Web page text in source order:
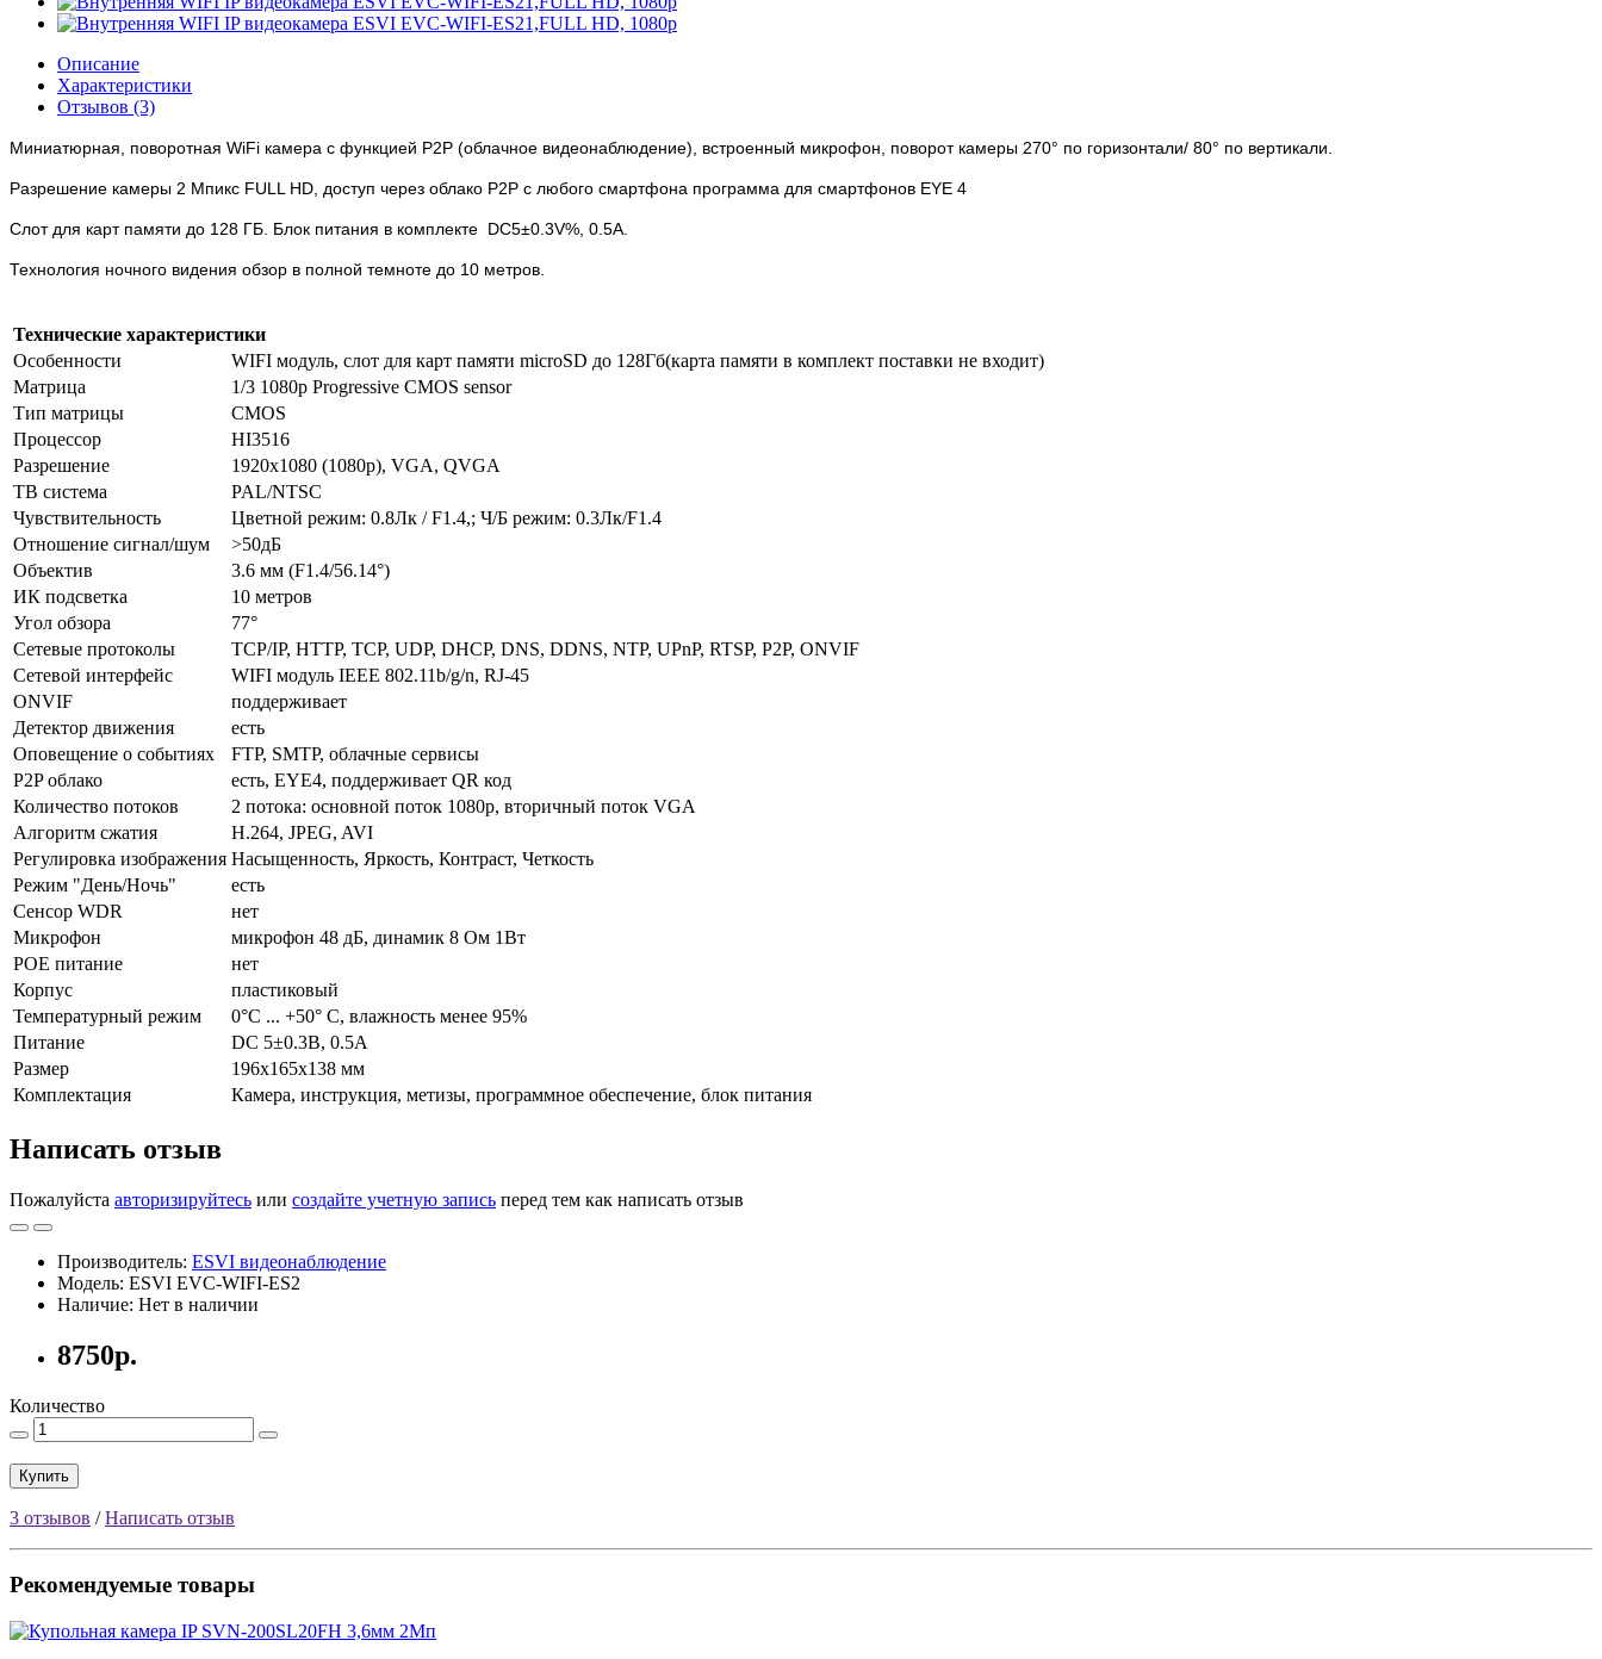
Описание
Характеристики
Отзывов (3)
Миниатюрная, поворотная WiFi камера с функцией P2P (облачное видеонаблюдение), встроенный микрофон, поворот камеры 270° по горизонтали/ 80° по вертикали.
Разрешение камеры 2 Мпикс FULL HD, доступ через облако P2P с любого смартфона программа для смартфонов EYE 4
Слот для карт памяти до 128 ГБ. Блок питания в комплекте DC5±0.3V%, 0.5А.
Технология ночного видения обзор в полной темноте до 10 метров.
Технические характеристики
Особенности
WIFI модуль, слот для карт памяти microSD до 128Гб(карта памяти в комплект поставки не входит)
Матрица
1/3 1080p Progressive CMOS sensor
Тип матрицы
CMOS
Процессор
HI3516
Разрешение
1920x1080 (1080p), VGA, QVGA
ТВ система
PAL/NTSC
Чувствительность
Цветной режим: 0.8Лк / F1.4,; Ч/Б режим: 0.3Лк/F1.4
Отношение сигнал/шум
>50дБ
Объектив
3.6 мм (F1.4/56.14°)
ИК подсветка
10 метров
Угол обзора
77°
Сетевые протоколы
TCP/IP, HTTP, TCP, UDP, DHCP, DNS, DDNS, NTP, UPnP, RTSP, P2P, ONVIF
Сетевой интерфейс
WIFI модуль IEEE 802.11b/g/n, RJ-45
ONVIF
поддерживает
Детектор движения
есть
Оповещение о событиях
FTP, SMTP, облачные сервисы
P2P облако
есть, EYE4, поддерживает QR код
Количество потоков
2 потока: основной поток 1080p, вторичный поток VGA
Алгоритм сжатия
H.264, JPEG, AVI
Регулировка изображения Насыщенность, Яркость, Контраст, Четкость
Режим "День/Ночь"
есть
Сенсор WDR
нет
Микрофон
микрофон 48 дБ, динамик 8 Ом 1Вт
POE питание
нет
Корпус
пластиковый
Температурный режим
0°С ... +50° С, влажность менее 95%
Питание
DC 5±0.3В, 0.5А
Размер
196x165x138 мм
Комплектация
Камера, инструкция, метизы, программное обеспечение, блок питания
Написать отзыв
Пожалуйста авторизируйтесь или создайте учетную запись перед тем как написать отзыв
Производитель: ESVI видеонаблюдение
Модель: ESVI EVC-WIFI-ES2
Наличие: Нет в наличии
8750р.
Количество
Купить
3 отзывов /Написать отзыв
Рекомендуемые товары